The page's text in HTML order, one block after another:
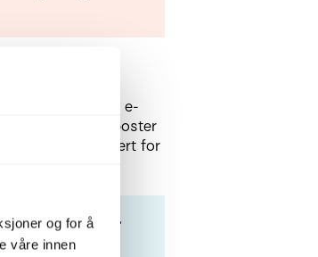
og for å
våre innen
Når e-
og utgående e-poster
er aktivert for
viaDashboard
→
ikke.